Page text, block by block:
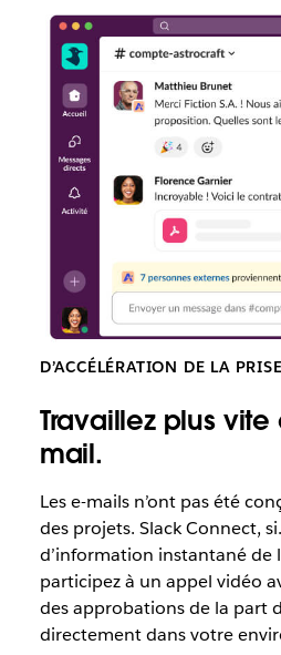
D’ACCÉLÉRATION DE LA
Travaillez plus
mail.
Les e-mails n’ont pas été
des projets. Slack Connect,
d’information instantané de
participez à un appel vidéo
des approbations de la part
directement dans votre